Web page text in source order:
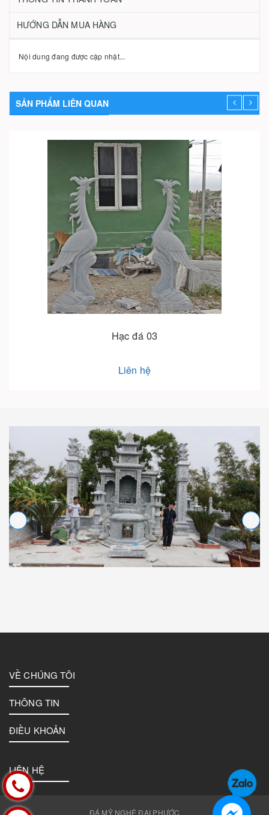
HƯỚNG DẪN MUA HÀNG
Nội dung đang được cập nhật...
SẢN PHẨM LIÊN QUAN
Hạc đá 03
Liên hệ
VỀ CHÚNG TÔI
THÔNG TIN
ĐIỀU KHOẢN
LIÊN HỆ
ĐÁ MỸ NGHỆ ĐẠI PHƯỚC